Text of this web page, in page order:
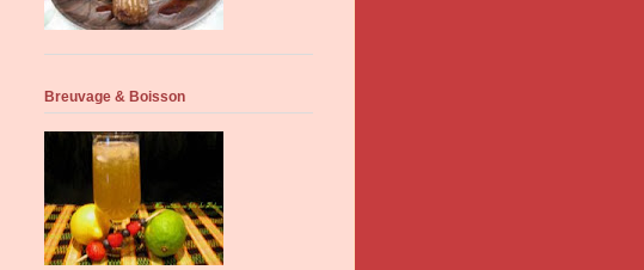
Breuvage & Boisson